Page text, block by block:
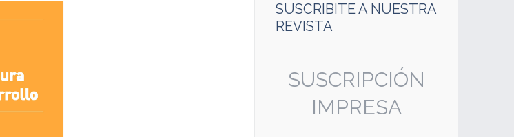
SUSCRIBITE A NUESTRA
REVISTA
SUSCRIPCIÓN
IMPRESA